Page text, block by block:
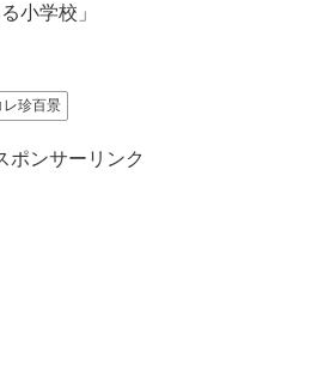
小学校」
レ珍百景
ポンサーリンク